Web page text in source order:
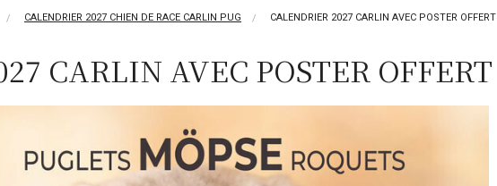
CALENDRIER 2027 CHIEN DE RACE CARLIN PUG CALENDRIER 2027 CARLIN AVEC POSTER OFFERT
CARLIN AVEC POSTER OFFERT